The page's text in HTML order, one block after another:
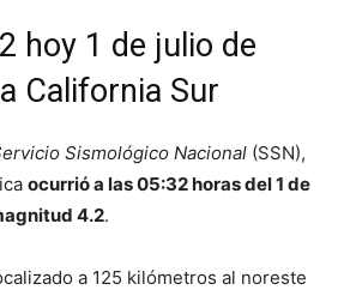
hoy 1 de julio de
California Sur
Sismológico Nacional (SSN),
ocurrió a las 05:32 horas del 1 de
4.2.
a 125 kilómetros al noreste